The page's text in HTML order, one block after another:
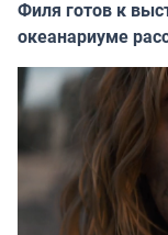
Филя готов к
океанариуме